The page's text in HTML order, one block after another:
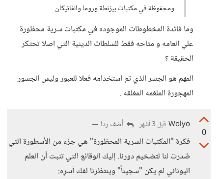
ومحفوظة في مكتبات بيزنطة وروما والفاتيكان
وما فائدة المخطوطات الموجوده في مكتبات سرية محظورة
علي العامه و متاحه فقط للسلطات الدينية التي اصلا تحتكر
الحقيقة ؟
المهم هو الجسر الذي تم استخدامه فعلا للعبور وليس الجسور
المهجورة الملغمه المغلقه .
0
Wolyo قبل 3 أشهر أضف ردا
فكرة "المكتبات السرية المحظورة" هي جزء من الأسطورة التي
صُدرت لنا لتضخيم دورنا. إليك الوقائع التي تثبت أن العلم
اليوناني لم يكن "سجيناً" وينتظرنا لفك أسرِه: